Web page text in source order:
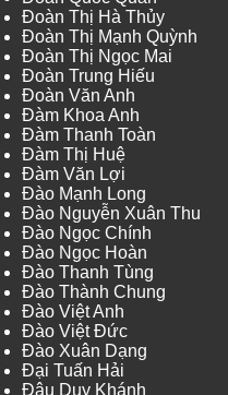
Đoàn Thị Hà Thủy
Đoàn Thị Mạnh Quỳnh
Đoàn Thị Ngọc Mai
Đoàn Trung Hiếu
Đoàn Văn Anh
Đàm Khoa Anh
Đàm Thanh Toàn
Đàm Thị Huệ
Đàm Văn Lợi
Đào Mạnh Long
Đào Nguyễn Xuân Thu
Đào Ngọc Chính
Đào Ngọc Hoàn
Đào Thanh Tùng
Đào Thành Chung
Đào Việt Anh
Đào Việt Đức
Đào Xuân Dạng
Đại Tuấn Hải
Đậu Duy Khánh